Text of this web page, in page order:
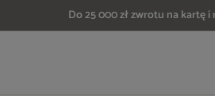
Do 25 000 zł zwrotu na kartę i